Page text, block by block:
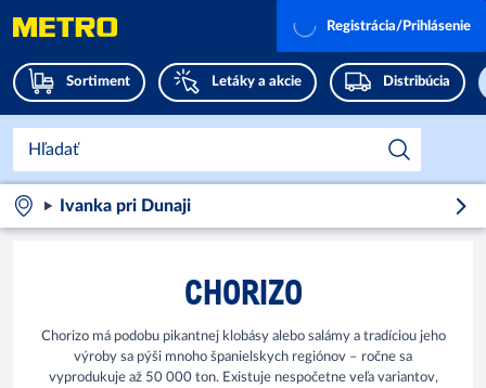
Sortiment Letáky a akcie Distribúcia
Registrácia/Prihlásenie
Ivanka pri Dunaji
CHORIZO
Chorizo má podobu pikantnej klobásy alebo salámy a tradíciou jeho
výroby sa pýši mnoho španielskych regiónov – ročne sa
vyprodukuje až 50 000 ton. Existuje nespočetne veľa variantov,